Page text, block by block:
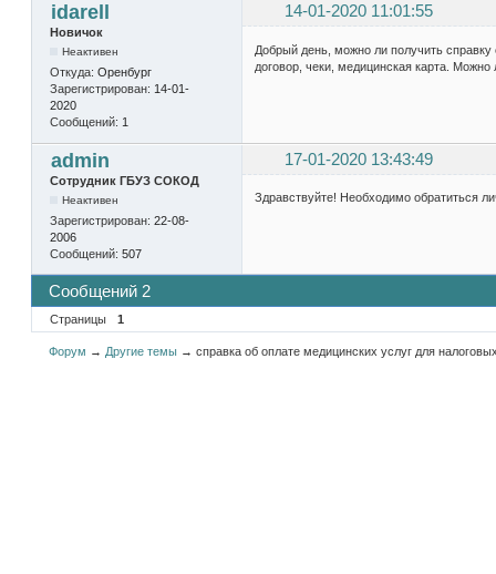
idarell 14-01-2020 11:01:55
Новичок
Неактивен
Откуда: Оренбург
Зарегистрирован: 14-01-
2020
Сообщений: 1
Добрый день, можно ли получить
договор, чеки, медицинская карта. Можно
admin 17-01-2020 13:43:49
Сотрудник ГБУЗ СОКОД
Неактивен
Зарегистрирован: 22-08-
2006
Сообщений: 507
Здравствуйте! Необходимо обратиться
Сообщений 2
Страницы 1
Форум → Другие темы →справка об оплате медицинских услуг для